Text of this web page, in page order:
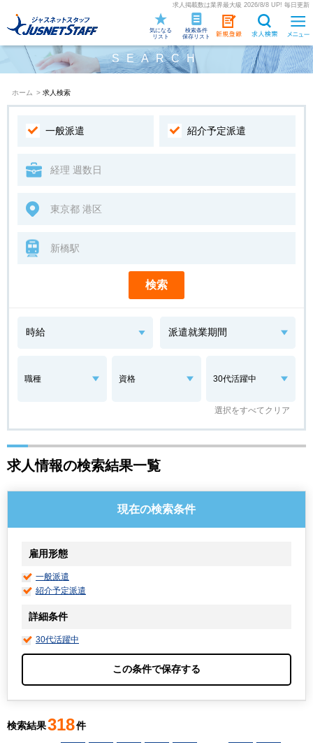
求人掲載数は業界最大級 2026/8/8 UP! 毎日更新
検索条件
保存リスト
気になる
リスト
SEARCH
ホーム > 求人検索
一般派遣 紹介予定派遣
検索
職種 資格 30代活躍中
選択をすべてクリア
求人情報の検索結果一覧
検索結果318件
現在の検索条件
雇用形態
一般派遣
紹介予定派遣
詳細条件
30代活躍中